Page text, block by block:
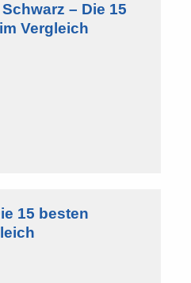
– Die 15
Vergleich
15 besten